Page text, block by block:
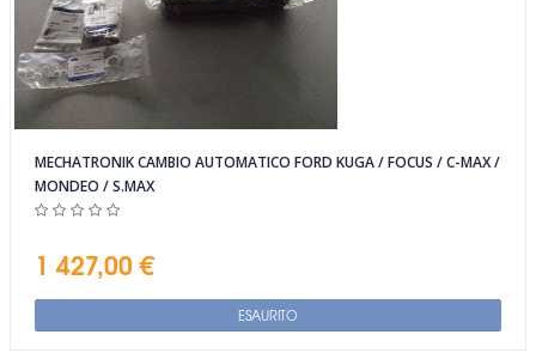
MECHATRONIK CAMBIO AUTOMATICO FORD KUGA / FOCUS / C-MAX /
MONDEO / S.MAX
1 427,00 €
ESAURITO